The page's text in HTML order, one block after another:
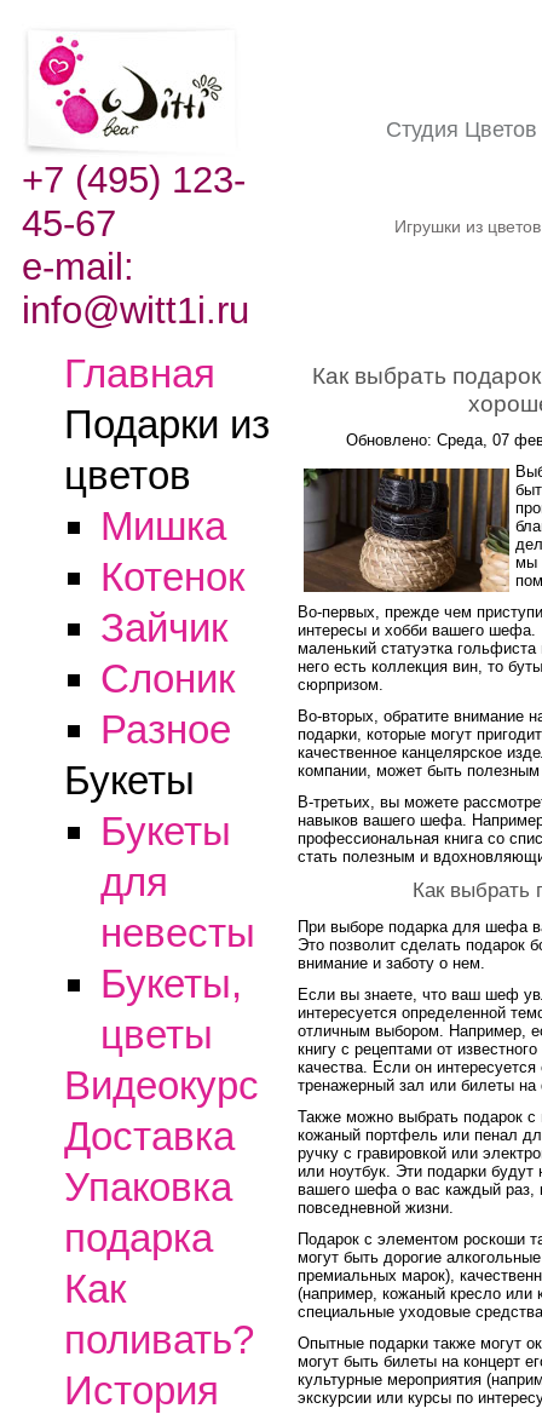
+7 (495) 123-
45-67
e-mail:
info@witt1i.ru
Студия Цветов
Игрушки из
Главная
Подарки из
цветов
Мишка
Котенок
Зайчик
Слоник
Разное
Букеты
Букеты
для
невесты
Букеты,
цветы
Видеокурс
Доставка
Упаковка
подарка
Как
поливать?
История
Как выбрать
Обновлено: Среда, 07
мы
Во-первых, прежде чем
интересы и хобби вашего
маленький статуэтка
него есть коллекция вин, то
сюрпризом.
Во-вторых, обратите внимание
подарки, которые могут
качественное канцелярское
компании, может быть
В-третьих, вы можете
навыков вашего шефа.
профессиональная книга со
стать полезным и
Как
При выборе подарка для шефа
Это позволит сделать подарок
внимание и заботу о нем.
Если вы знаете, что ваш шеф
интересуется определенной
отличным выбором. Например,
книгу с рецептами от
качества. Если он
тренажерный зал или билеты
Также можно выбрать подарок
кожаный портфель или пенал
ручку с гравировкой или
или ноутбук. Эти подарки
вашего шефа о вас каждый раз,
повседневной жизни.
Подарок с элементом роскоши
могут быть дорогие
премиальных марок),
(например, кожаный кресло или
специальные уходовые
Опытные подарки также могут
могут быть билеты на концерт
культурные мероприятия
экскурсии или курсы по